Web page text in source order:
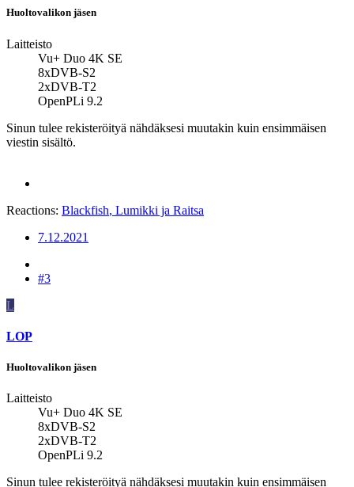
Huoltovalikon jäsen
Laitteisto
Vu+ Duo 4K SE
8xDVB-S2
2xDVB-T2
OpenPLi 9.2
Sinun tulee rekisteröityä nähdäksesi muutakin kuin ensimmäisen
viestin sisältö.
Reactions: Blackfish, Lumikki ja Raitsa
7.12.2021
#3
L
LOP
Huoltovalikon jäsen
Laitteisto
Vu+ Duo 4K SE
8xDVB-S2
2xDVB-T2
OpenPLi 9.2
Sinun tulee rekisteröityä nähdäksesi muutakin kuin ensimmäisen